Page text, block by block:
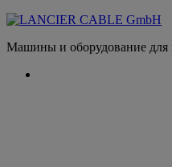
Машины и оборудование для